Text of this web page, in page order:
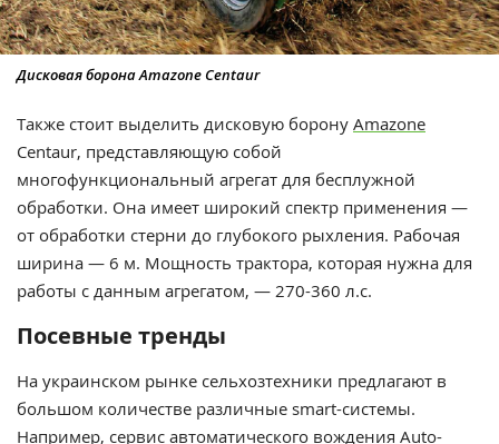
Дисковая борона Amazone Centaur
Также стоит выделить дисковую борону Amazone
Centaur, представляющую собой
многофункциональный агрегат для бесплужной
обработки. Она имеет широкий спектр применения —
от обработки стерни до глубокого рыхления. Рабочая
ширина — 6 м. Мощность трактора, которая нужна для
работы с данным агрегатом, — 270-360 л.с.
Посевные тренды
На украинском рынке сельхозтехники предлагают в
большом количестве различные smart-системы.
Например, сервис автоматического вождения Auto-